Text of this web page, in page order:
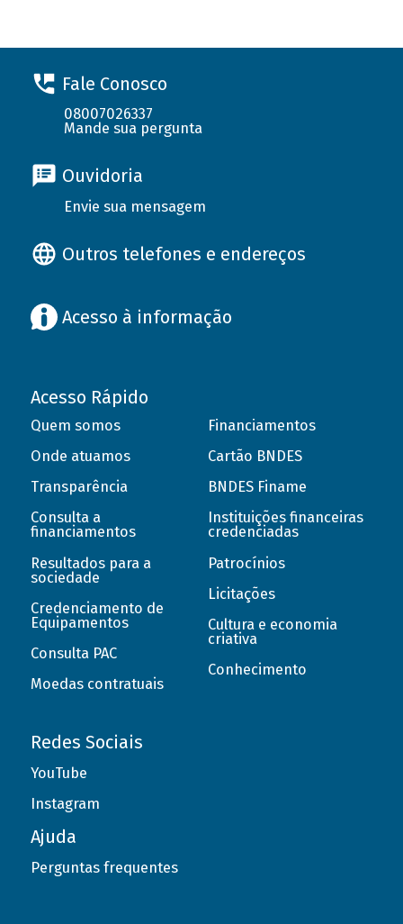
Fale Conosco
08007026337
Mande sua pergunta
Ouvidoria
Envie sua mensagem
Outros telefones e endereços
Acesso à informação
Acesso Rápido
Quem somos
Onde atuamos
Transparência
Consulta a
financiamentos
Resultados para a
sociedade
Credenciamento de
Equipamentos
Consulta PAC
Moedas contratuais
Financiamentos
Cartão BNDES
BNDES Finame
Instituições financeiras
credenciadas
Patrocínios
Licitações
Cultura e economia
criativa
Conhecimento
Redes Sociais
YouTube
Instagram
Ajuda
Perguntas frequentes